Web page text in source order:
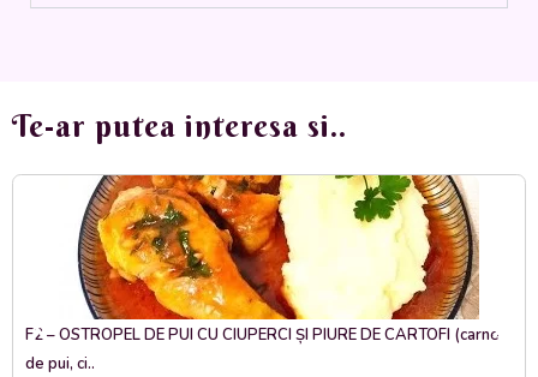
unt,
gr.
Te-ar putea interesa si..
F2 – OSTROPEL DE PUI CU CIUPERCI ȘI PIURE DE CARTOFI (carne
de pui, ci..